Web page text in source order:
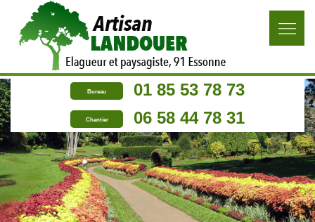
Bureau 01 85 53 78 73
Chantier 06 58 44 78 31